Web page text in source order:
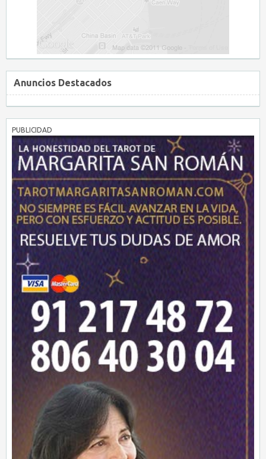
Anuncios Destacados
PUBLICIDAD